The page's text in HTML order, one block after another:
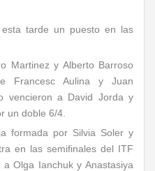
esta tarde un puesto en las
Martinez y Alberto Barroso
Francesc Aulina y Juan
vencieron a David Jorda y
un doble 6/4.
formada por Silvia Soler y
en las semifinales del ITF
Olga Ianchuk y Anastasiya